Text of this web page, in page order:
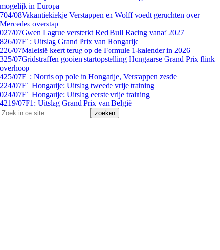
mogelijk in Europa
704/08Vakantiekiekje Verstappen en Wolff voedt geruchten over
Mercedes-overstap
027/07Gwen Lagrue versterkt Red Bull Racing vanaf 2027
826/07F1: Uitslag Grand Prix van Hongarije
226/07Maleisië keert terug op de Formule 1-kalender in 2026
325/07Gridstraffen gooien startopstelling Hongaarse Grand Prix flink
overhoop
425/07F1: Norris op pole in Hongarije, Verstappen zesde
224/07F1 Hongarije: Uitslag tweede vrije training
024/07F1 Hongarije: Uitslag eerste vrije training
4219/07F1: Uitslag Grand Prix van België